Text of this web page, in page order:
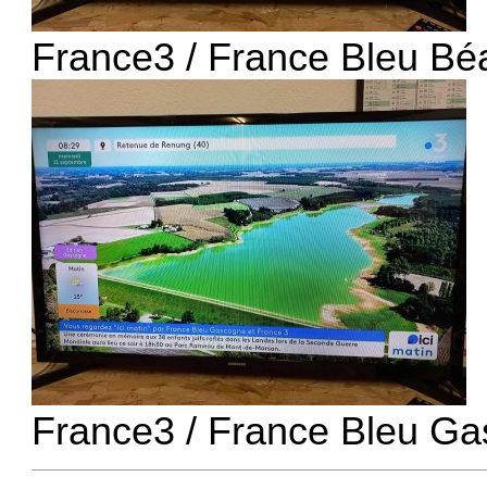
France3 / France Bleu
France3 / France Bleu